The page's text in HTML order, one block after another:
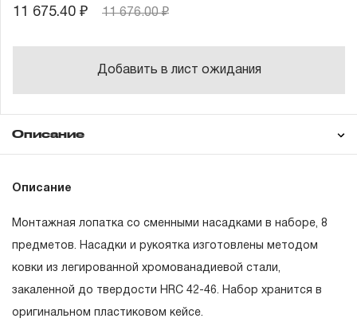
11 675.40 ₽ 11 676.00 ₽
Добавить в лист ожидания
Описание
Состав товара
Описание
Монтажная лопатка со сменными насадками в наборе, 8
предметов. Насадки и рукоятка изготовлены методом
ковки из легированной хромованадиевой стали,
закаленной до твердости HRC 42-46. Набор хранится в
оригинальном пластиковом кейсе.
Понятие «ПОЖИЗНЕННАЯ ГАРАНТИЯ».
1.1 Понятие «ПОЖИЗНЕННАЯ ГАРАНТИЯ» включает в
Рукоятка L=760 мм с устройством смены
Насадка L=150 мм, ломик
Насадка L=130 мм, лопатка прямая, узкая